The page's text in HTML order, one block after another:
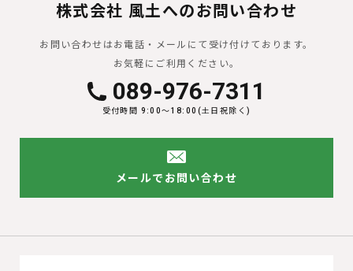
株式会社 風土へのお問い合わせ
お問い合わせはお電話・メールにて受け付けております。
お気軽にご利用ください。
089-976-7311
受付時間 9:00〜18:00(土日祝除く)
メールでお問い合わせ